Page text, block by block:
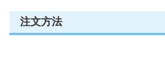
注文方法